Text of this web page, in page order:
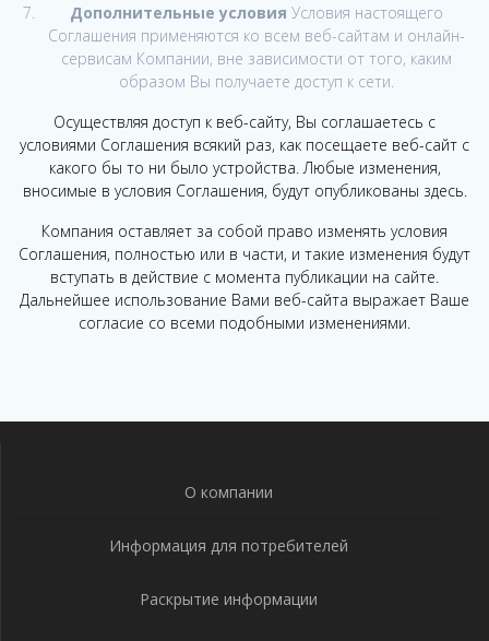
Дополнительные условия Условия настоящего
Соглашения применяются ко всем веб-сайтам и онлайн-
сервисам Компании, вне зависимости от того, каким
образом Вы получаете доступ к сети.
Осуществляя доступ к веб-сайту, Вы соглашаетесь с
условиями Соглашения всякий раз, как посещаете веб-сайт с
какого бы то ни было устройства. Любые изменения,
вносимые в условия Соглашения, будут опубликованы здесь.
Компания оставляет за собой право изменять условия
Соглашения, полностью или в части, и такие изменения будут
вступать в действие с момента публикации на сайте.
Дальнейшее использование Вами веб-сайта выражает Ваше
согласие со всеми подобными изменениями.
О компании
Информация для потребителей
Раскрытие информации